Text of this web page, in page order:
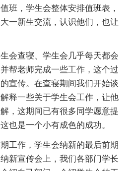
，学生会整体安排值班表，
一新生交流，认识他们，也让
查寝、学生会几乎每天都会
帮老师完成一些工作，这个过
宣传。在查寝期间我们开始谈
释一些关于学生会工作，让他
，这期间已有很多同学愿意提
也是一个小有成色的成功。
作，学生会纳新的最后前期
新宣传会上，我们各部门学长